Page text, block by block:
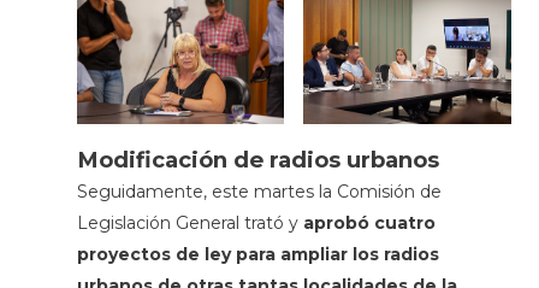
Modificación de radios urbanos
Seguidamente, este martes la Comisión de
Legislación General trató y aprobó cuatro
proyectos de ley para ampliar los radios